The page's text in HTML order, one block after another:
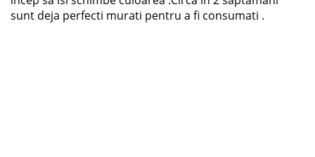
sunt deja perfecti murati pentru a fi consumati .